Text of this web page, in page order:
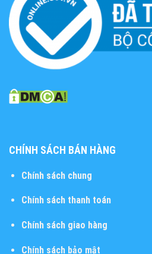
CHÍNH SÁCH BÁN HÀNG
Chính sách chung
Chính sách thanh toán
Chính sách giao hàng
Chính sách bảo mật